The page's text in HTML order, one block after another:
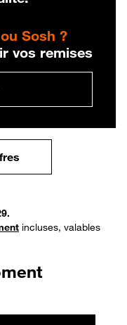
Sosh ?
vos remises
incluses, valables